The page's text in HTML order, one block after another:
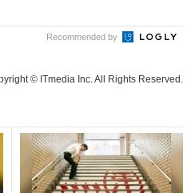
Recommended by
© ITmedia Inc. All Rights Reserved.